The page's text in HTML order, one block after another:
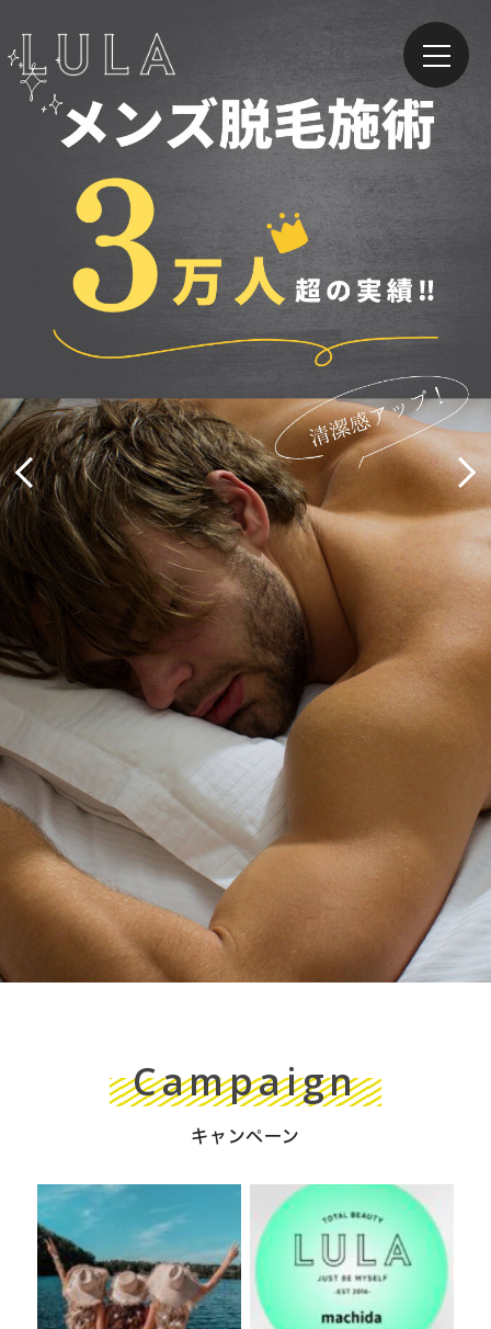
Previous Next
Campaign
キャンペーン